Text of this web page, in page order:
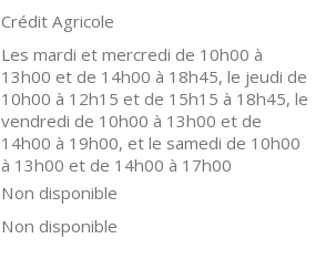
Crédit Agricole
Les mardi et mercredi de 10h00 à
13h00 et de 14h00 à 18h45, le jeudi de
10h00 à 12h15 et de 15h15 à 18h45, le
vendredi de 10h00 à 13h00 et de
14h00 à 19h00, et le samedi de 10h00
à 13h00 et de 14h00 à 17h00
Non disponible
Non disponible